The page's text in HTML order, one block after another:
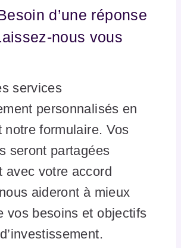
d’une réponse
nous vous
services
personnalisés en
notre formulaire. Vos
seront partagées
avec votre accord
aideront à mieux
vos besoins et objectifs